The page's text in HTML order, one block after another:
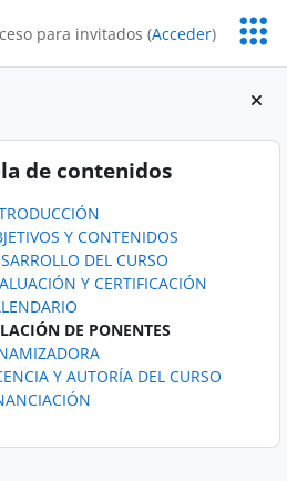
para invitados (Acceder)
de contenidos
de contenidos
Y CONTENIDOS
DEL CURSO
Y CERTIFICACIÓN
DE PONENTES
Y AUTORÍA DEL CURSO